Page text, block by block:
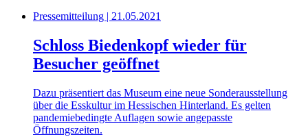
Pressemitteilung | 21.05.2021
Schloss Biedenkopf wieder für
Besucher geöffnet
Dazu präsentiert das Museum eine neue Sonderausstellung
über die Esskultur im Hessischen Hinterland. Es gelten
pandemiebedingte Auflagen sowie angepasste
Öffnungszeiten.